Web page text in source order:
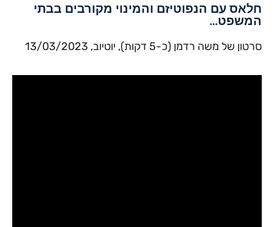
חלאס עם הנפוטיזם והמינוי מקורבים בבתי
המשפט…
סרטון של משה רדמן (כ-5 דקות), יוטיוב, 13/03/2023